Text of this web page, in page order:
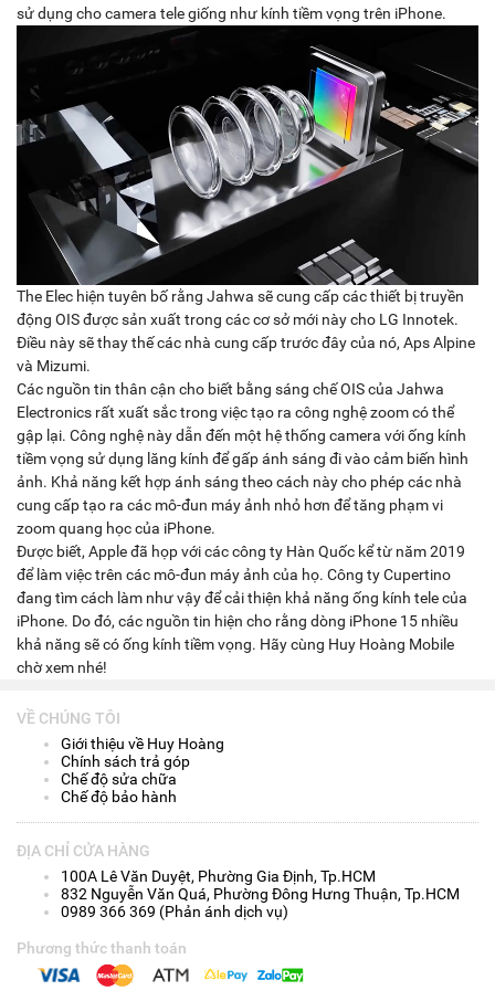
sử dụng cho camera tele giống như kính tiềm vọng trên iPhone.
The Elec hiện tuyên bố rằng Jahwa sẽ cung cấp các thiết bị truyền
động OIS được sản xuất trong các cơ sở mới này cho LG Innotek.
Điều này sẽ thay thế các nhà cung cấp trước đây của nó, Aps Alpine
và Mizumi.
Các nguồn tin thân cận cho biết bằng sáng chế OIS của Jahwa
Electronics rất xuất sắc trong việc tạo ra công nghệ zoom có thể
gập lại. Công nghệ này dẫn đến một hệ thống camera với ống kính
tiềm vọng sử dụng lăng kính để gấp ánh sáng đi vào cảm biến hình
ảnh. Khả năng kết hợp ánh sáng theo cách này cho phép các nhà
cung cấp tạo ra các mô-đun máy ảnh nhỏ hơn để tăng phạm vi
zoom quang học của iPhone.
Được biết, Apple đã họp với các công ty Hàn Quốc kể từ năm 2019
để làm việc trên các mô-đun máy ảnh của họ. Công ty Cupertino
đang tìm cách làm như vậy để cải thiện khả năng ống kính tele của
iPhone. Do đó, các nguồn tin hiện cho rằng dòng iPhone 15 nhiều
khả năng sẽ có ống kính tiềm vọng. Hãy cùng Huy Hoàng Mobile
chờ xem nhé!
VỀ CHÚNG TÔI
Giới thiệu về Huy Hoàng
Chính sách trả góp
Chế độ sửa chữa
Chế độ bảo hành
ĐỊA CHỈ CỬA HÀNG
100A Lê Văn Duyệt, Phường Gia Định, Tp.HCM
832 Nguyễn Văn Quá, Phường Đông Hưng Thuận, Tp.HCM
0989 366 369 (Phản ánh dịch vụ)
Phương thức thanh toán